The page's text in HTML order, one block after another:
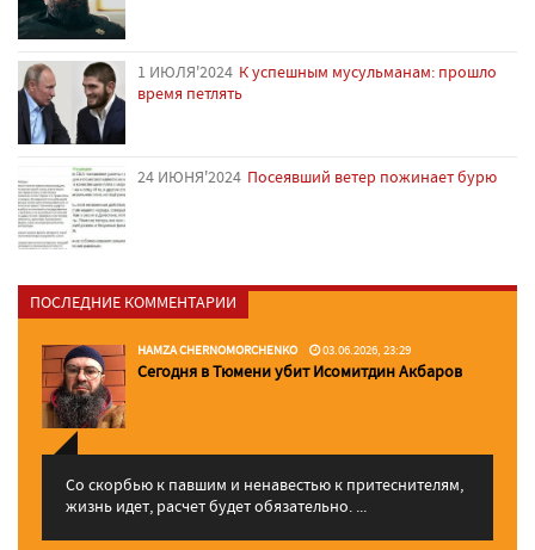
1 ИЮЛЯ'2024 К успешным мусульманам: прошло
время петлять
24 ИЮНЯ'2024 Посеявший ветер пожинает бурю
ПОСЛЕДНИЕ КОММЕНТАРИИ
HAMZA CHERNOMORCHENKO 03.06.2026, 23:29
Сегодня в Тюмени убит Исомитдин Акбаров
Со скорбью к павшим и ненавестью к притеснителям,
жизнь идет, расчет будет обязательно. ...